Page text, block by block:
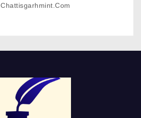
Chattisgarhmint.com